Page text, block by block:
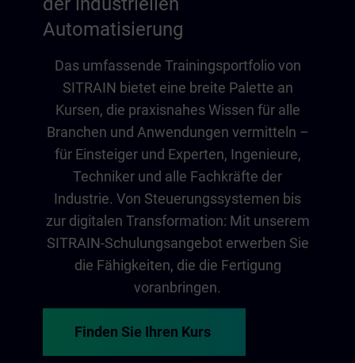
Automatisierung
Das umfassende Trainingsportfolio von
SITRAIN bietet eine breite Palette an
Kursen, die praxisnahes Wissen für alle
Branchen und Anwendungen vermitteln –
für Einsteiger und Experten, Ingenieure,
Techniker und alle Fachkräfte der
Industrie. Von Steuerungssystemen bis
zur digitalen Transformation: Mit unserem
SITRAIN-Schulungsangebot erwerben Sie
die Fähigkeiten, die die Fertigung
voranbringen.
Finden Sie Ihren Kurs